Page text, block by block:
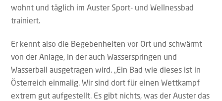
wohnt und täglich im Auster Sport- und Wellnessbad
trainiert.
Er kennt also die Begebenheiten vor Ort und schwärmt
von der Anlage, in der auch Wasserspringen und
Wasserball ausgetragen wird. „Ein Bad wie dieses ist in
Österreich einmalig. Wir sind dort für einen Wettkampf
extrem gut aufgestellt. Es gibt nichts, was der Auster das